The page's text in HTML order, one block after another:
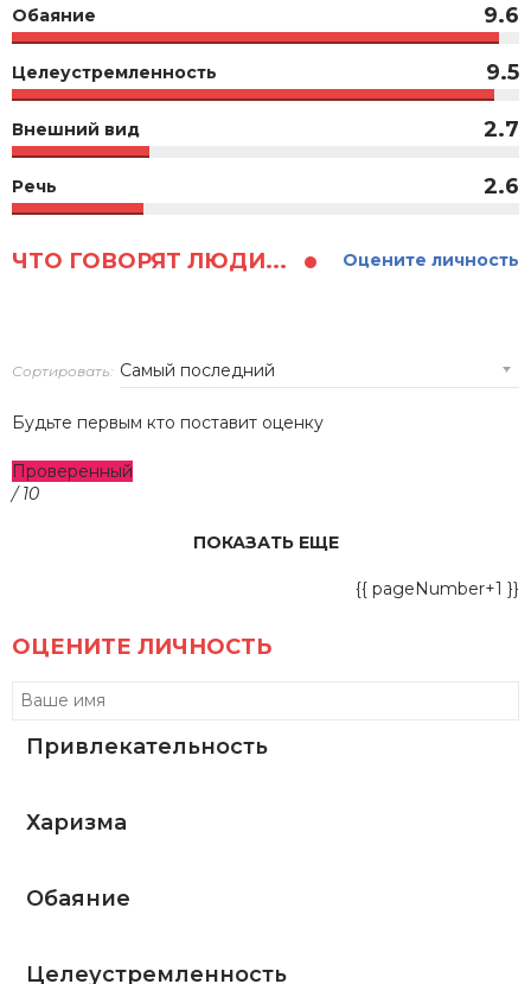
Обаяние 9.6
Целеустремленность 9.5
Внешний вид 2.7
Речь 2.6
ЧТО ГОВОРЯТ ЛЮДИ... Оцените личность
Сортировать:
Будьте первым кто поставит оценку
Проверенный
/ 10
ПОКАЗАТЬ ЕЩЕ
{{ pageNumber+1 }}
ОЦЕНИТЕ ЛИЧНОСТЬ
Привлекательность
Харизма
Обаяние
Целеустремленность